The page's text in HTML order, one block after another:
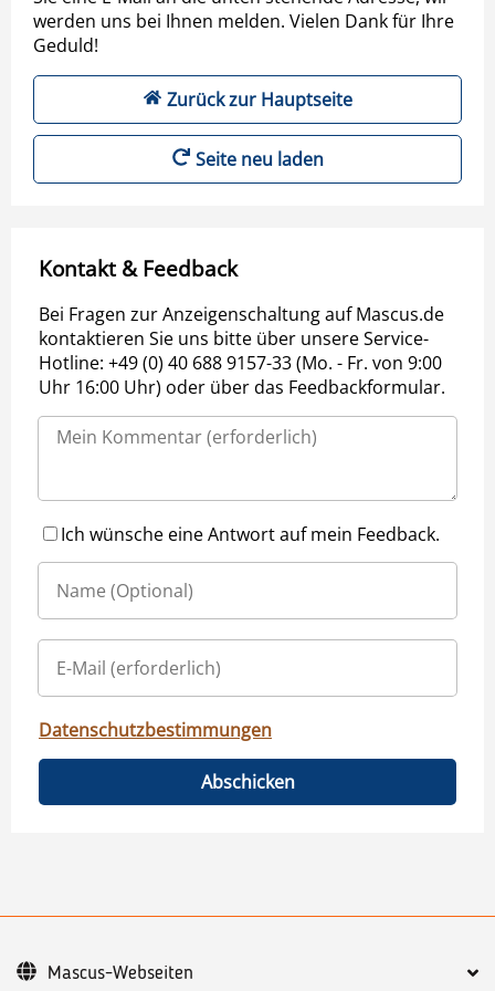
werden uns bei Ihnen melden. Vielen Dank für Ihre
Geduld!
Zurück zur Hauptseite
Seite neu laden
Kontakt & Feedback
Bei Fragen zur Anzeigenschaltung auf Mascus.de
kontaktieren Sie uns bitte über unsere Service-
Hotline: +49 (0) 40 688 9157-33 (Mo. - Fr. von 9:00
Uhr 16:00 Uhr) oder über das Feedbackformular.
Ich wünsche eine Antwort auf mein Feedback.
Datenschutzbestimmungen
Abschicken
Mascus-Webseiten